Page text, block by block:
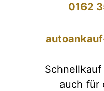
0162
auch für